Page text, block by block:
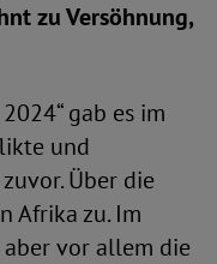
zu Versöhnung,
gab es im
und
Über die
Afrika zu. Im
vor allem die